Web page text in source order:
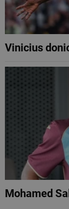
Vinicius
Mohamed